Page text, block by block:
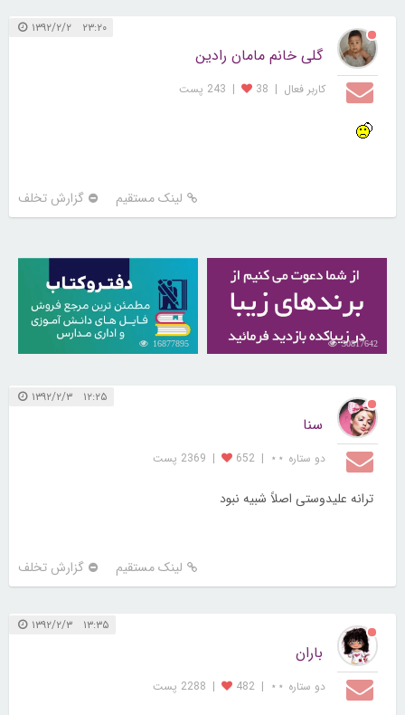
۲۳:۲۰ ۱۳۹۲/۲/۲
گلی خانم مامان رادین
کاربر فعال |
38
| 243 پست
لینک مستقیم گزارش تخلف
30817642
16877895
۱۲:۲۵ ۱۳۹۲/۲/۳
سنا
دو ستاره ⋆⋆ |
652
| 2369 پست
ترانه علیدوستی اصلاً شبیه نبود
لینک مستقیم گزارش تخلف
۱۳:۳۵ ۱۳۹۲/۲/۳
باران
دو ستاره ⋆⋆ |
482
| 2288 پست